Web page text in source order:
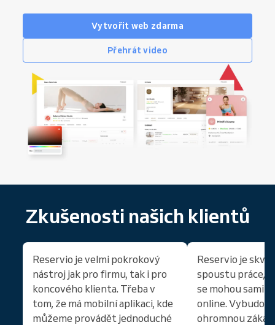
Vytvořit web zdarma
Přehrát video
Zkušenosti našich klientů
Reservio je velmi pokrokový
nástroj jak pro firmu, tak i pro
koncového klienta. Třeba v
tom, že má mobilní aplikaci, kde
můžeme provádět jednoduché
Reservio je
spoustu práce,
se mohou sami
online.
ohromnou